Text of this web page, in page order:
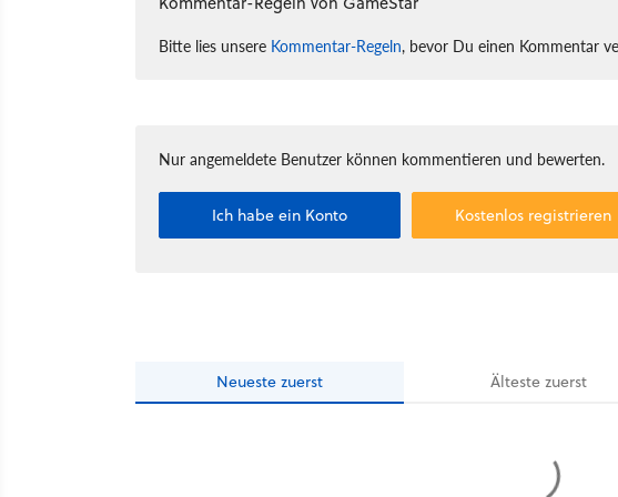
Bitte lies unsere Kommentar-Regeln, bevor Du einen Kommentar
Nur angemeldete Benutzer können kommentieren und bewerten.
Ich habe ein Konto Kostenlos registrieren
Neueste zuerst Ältestezuerst